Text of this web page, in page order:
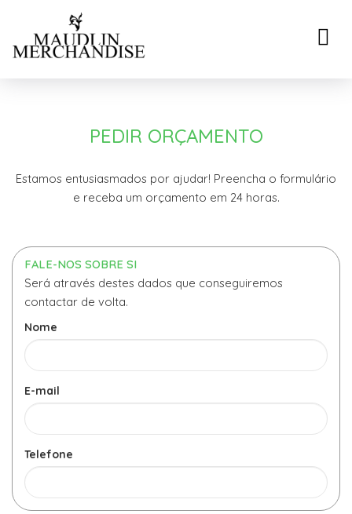
PEDIR ORÇAMENTO
Estamos entusiasmados por ajudar! Preencha o formulário
e receba um orçamento em 24 horas.
FALE-NOS SOBRE SI
Será através destes dados que conseguiremos
contactar de volta.
Nome
E-mail
Telefone